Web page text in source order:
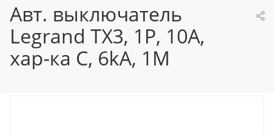
Авт. выключатель
Legrand TX3, 1P, 10A,
хар-ка C, 6kA, 1M